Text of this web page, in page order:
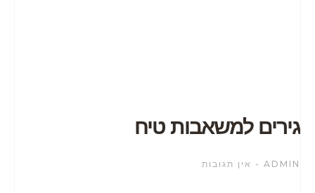
גירים למשאבות טיח
ADMIN אין תגובות